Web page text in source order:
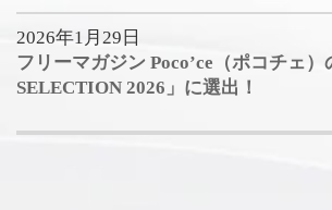
2026年1月29日
フリーマガジン Poco’ce（ポコチェ
SELECTION 2026」に選出！